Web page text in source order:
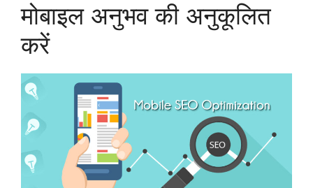
मोबाइल अनुभव की अनुकूलित
करें